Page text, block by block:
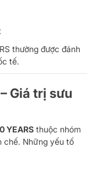
thường được đánh
tế.
Giá trị sưu
YEARS thuộc nhóm
chế. Những yếu tố